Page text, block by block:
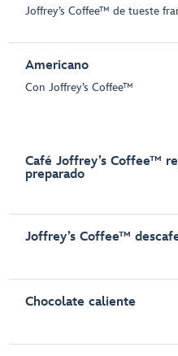
Joffrey’s Coffee™ de tueste
Americano
Con Joffrey’s Coffee™
Café Joffrey’s Coffee™
preparado
Joffrey’s Coffee™
Chocolate caliente